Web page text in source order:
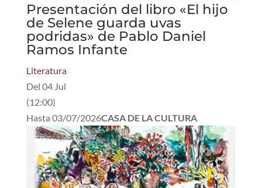
Presentación del libro «El hijo
de Selene guarda uvas
podridas» de Pablo Daniel
Ramos Infante
Literatura
Del 04 Jul
(12:00)
Hasta 03/07/2026CASA DE LA CULTURA